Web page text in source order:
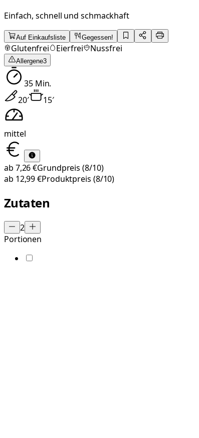
Einfach, schnell und schmackhaft
Auf Einkaufsliste Gegessen!
Glutenfrei Eierfrei Nussfrei
Allergene3
35Min.
20′ 15′
mittel
ab 7,26 €Grundpreis (8/10)
ab 12,99 €Produktpreis (8/10)
Zutaten
2
Portionen